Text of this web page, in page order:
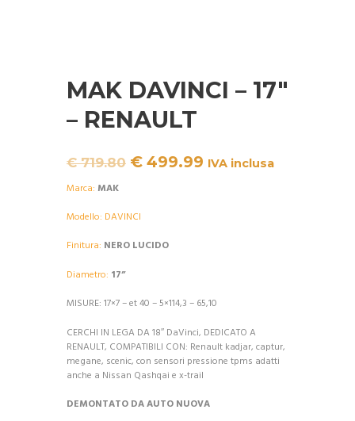
MAK DAVINCI – 17″
– RENAULT
€719.80 Il
€ 719.80.
€ 499.99 Il
IVA inclusa
Marca: MAK
Modello: DAVINCI
Finitura: NERO LUCIDO
Diametro: 17”
MISURE: 17×7 – et 40 – 5×114,3 – 65,10
CERCHI IN LEGA DA 18″ DaVinci, DEDICATO A
RENAULT, COMPATIBILI CON: Renault kadjar, captur,
megane, scenic, con sensori pressione tpms adatti
anche a Nissan Qashqai e x-trail
DEMONTATO DA AUTO NUOVA